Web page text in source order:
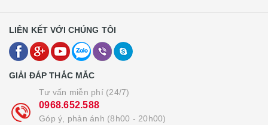
LIÊN KẾT VỚI CHÚNG TÔI
GIẢI ĐÁP THẮC MẮC
Tư vấn miễn phí (24/7)
0968.652.588
Góp ý, phản ánh (8h00 - 20h00)